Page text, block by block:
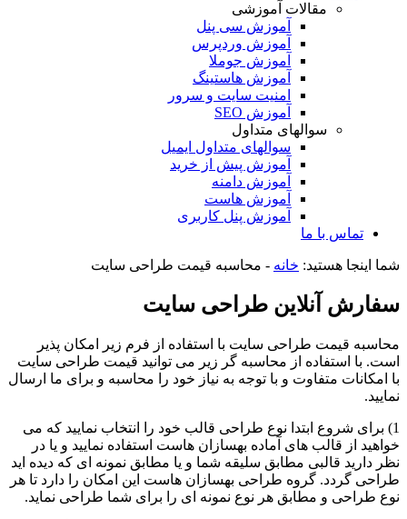
مقالات آموزشی
آموزش سی پنل
آموزش وردپرس
آموزش جوملا
آموزش هاستینگ
امنیت سایت و سرور
آموزش SEO
سوالهای متداول
سوالهای متداول ایمیل
آموزش پیش از خرید
آموزش دامنه
آموزش هاست
آموزش پنل کاربری
تماس با ما
شما اینجا هستید: خانه - محاسبه قیمت طراحی سایت
سفارش آنلاین طراحی سایت
محاسبه قیمت طراحی سایت با استفاده از فرم زیر امکان پذیر
است. با استفاده از محاسبه گر زیر می توانید قیمت طراحی سایت
با امکانات متفاوت و با توجه به نیاز خود را محاسبه و برای ما ارسال
نمایید.
1) برای شروع ابتدا نوع طراحی قالب خود را انتخاب نمایید که می
خواهید از قالب های آماده بهسازان هاست استفاده نمایید و یا در
نظر دارید قالبی مطابق سلیقه شما و یا مطابق نمونه ای که دیده اید
طراحی گردد. گروه طراحی بهسازان هاست این امکان را دارد تا هر
نوع طراحی و مطابق هر نوع نمونه ای را برای شما طراحی نماید.